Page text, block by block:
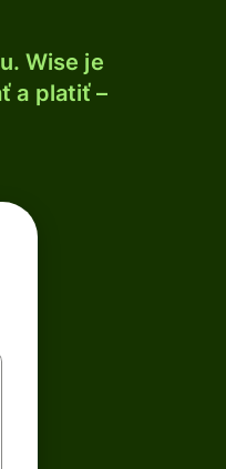
Wise je
a platiť –